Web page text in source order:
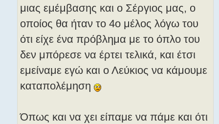
μιας εμέμβασης και ο Σέργιος μας, ο
οποίος θα ήταν το 4ο μέλος λόγω του
ότι είχε ένα πρόβλημα με το όπλο του
δεν μπόρεσε να έρτει τελικά, και έτσι
εμείναμε εγώ και ο Λεύκιος να κάμουμε
καταπολέμηση
Όπως και να χει είπαμε να πάμε και ότι